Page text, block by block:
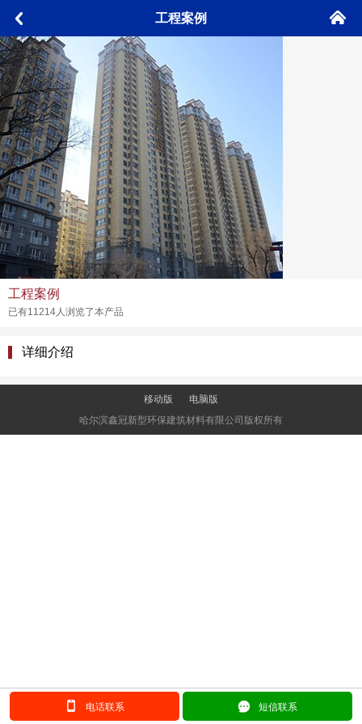
󰅮 工程案例 󰄫
工程案例
已有11214人浏览了本产品
详细介绍
移动版
电脑版
哈尔滨鑫冠新型环保建筑材料有限公司版权所有
󰂢 电话联系 󰄲 短信联系